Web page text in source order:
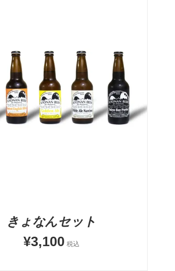
お買い物カゴに追加 QUICK VIEW
きょなんセット
¥3,100 税込